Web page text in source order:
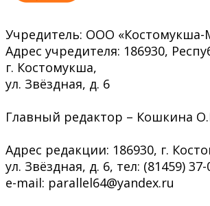
Учредитель: ООО «Костомукша-
Адрес учредителя: 186930,
г. Костомукша,
ул. Звёздная, д. 6
Главный редактор – Кошкина
Адрес редакции: 186930, г.
ул. Звёздная, д. 6, тел: (81459) 37-
e-mail: parallel64@yandex.ru